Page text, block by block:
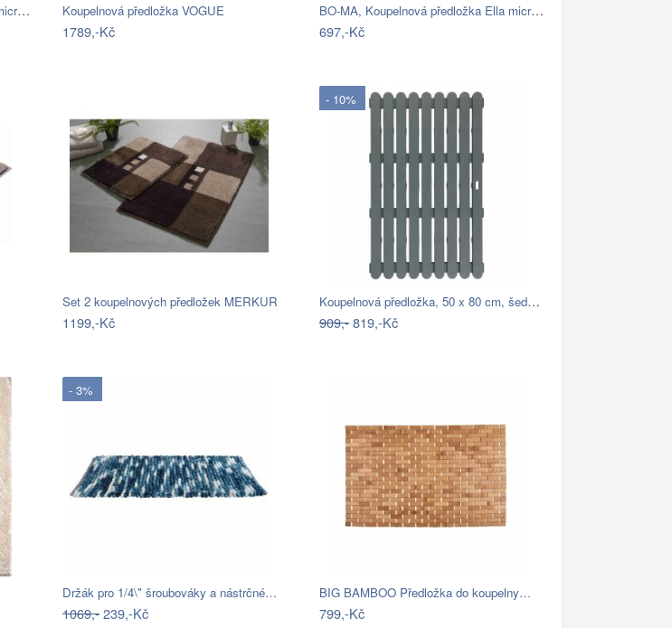
BO-MA, Koupelnová předložka Ella micro… Koupelnová předložka VOGUE
1789,-Kč
BO-MA, Koupelnová předložka Ella micro…
697,-Kč
Set 2 koupelnových předložek MERKUR
1199,-Kč
- 10%
Koupelnová předložka, 50 x 80 cm, šedá,…
909,-819,-Kč
- 3%
Držák pro 1/4\" šroubováky a nástrčné…
1069,-239,-Kč
BIG BAMBOO Předložka do koupelny…
799,-Kč